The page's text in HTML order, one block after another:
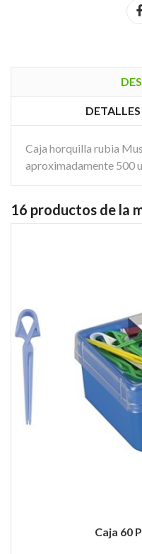
Caja horquilla rubia
aproximadamente 500
16 productos de la
Caja 60